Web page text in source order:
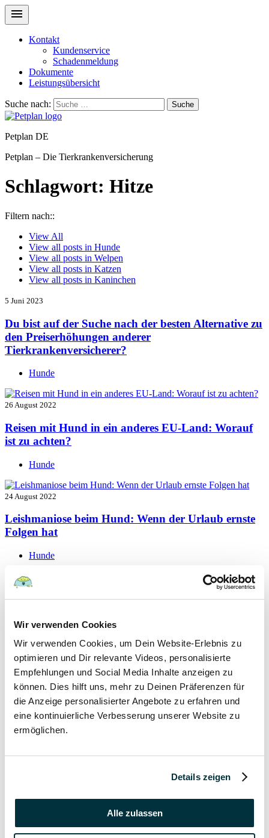
Wir verwenden Cookies
Wir verwenden Cookies, um Dein Website-Erlebnis zu
optimieren und Dir relevante Videos, personalisierte
Empfehlungen und Social Media Inhalte anzeigen zu
können. Dies hilft uns, mehr zu Deinen Präferenzen für
die Anzeige personalisierter Angebote zu erfahren und
eine kontinuierliche Verbesserung unserer Website zu
ermöglichen.
Details zeigen
Alle zulassen
Kontakt
Kundenservice
Schadenmeldung
Dokumente
Leistungsübersicht
Suche nach: Suche
Petplan DE
Petplan – Die Tierkrankenversicherung
Schlagwort: Hitze
Filtern nach::
View All
View all posts in Hunde
View all posts in Welpen
View all posts in Katzen
View all posts in Kaninchen
5 Juni 2023
Du bist auf der Suche nach der besten Alternative zu
den Preiserhöhungen anderer
Tierkrankenversicherer?
Hunde
26 August 2022
Reisen mit Hund in ein anderes EU-Land: Worauf
ist zu achten?
Hunde
24 August 2022
Leishmaniose beim Hund: Wenn der Urlaub ernste
Folgen hat
Hunde
22 August 2022
Hundefutter und Wasser im Urlaub: Worauf sollte
Hunde
15 August 2022
Vitamin B für den Hund: Für was ist es wichtig?
Hunde
wichtig?
Hunde